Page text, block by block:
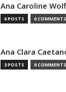
Ana Caroline
6 POSTS 0 COMMENTS
Ana Clara
3 POSTS 0 COMMENTS